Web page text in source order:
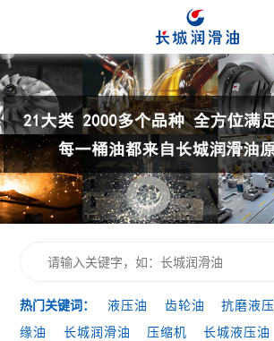
热门关键词： 液压油 齿轮油 抗磨液
缘油
长城润滑油 压缩机 长城液压油